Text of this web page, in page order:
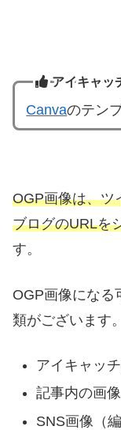
アイキャッ
Canvaのテン
OGP画像は、ツ
ブログのURLを
す。
OGP画像になる
類がございます。
アイキャッ
記事内の画
SNS画像（